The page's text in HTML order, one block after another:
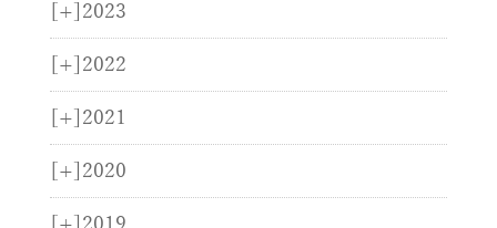
[+] 2023
[+] 2022
[+] 2021
[+] 2020